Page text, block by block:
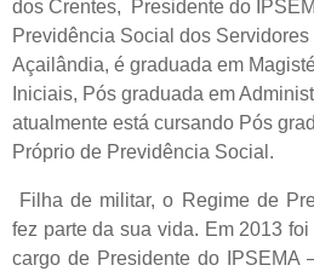
dos Crentes,
Presidente do
Previdência Social dos
Açailândia, é graduada em
Iniciais, Pós graduada em
atualmente está cursando Pós
Próprio de Previdência Social.
Filha de militar, o Regime de
fez parte da sua vida. Em 2013
cargo de Presidente do IPSEMA